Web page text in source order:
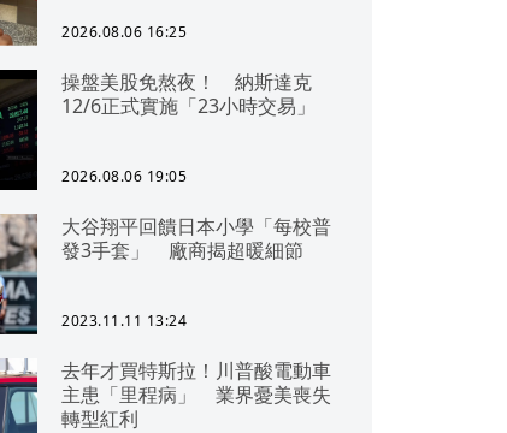
2026.08.06 16:25
操盤美股免熬夜！ 納斯達克
12/6正式實施「23小時交易」
2026.08.06 19:05
大谷翔平回饋日本小學「每校普
發3手套」 廠商揭超暖細節
2023.11.11 13:24
去年才買特斯拉！川普酸電動車
主患「里程病」 業界憂美喪失
轉型紅利